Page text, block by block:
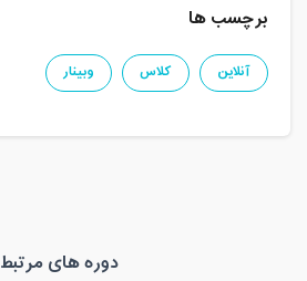
برچسب ها
آنلاین کلاس وبینار
دوره های مرتبط